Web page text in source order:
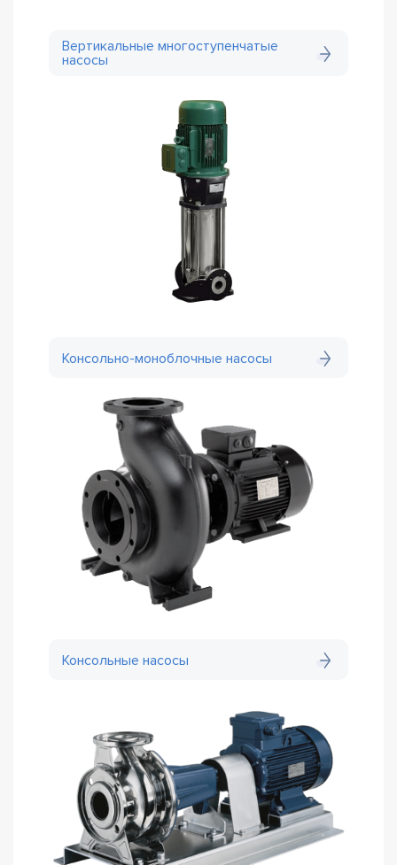
Вертикальные многоступенчатые
насосы
Консольно-моноблочные насосы
Консольные насосы